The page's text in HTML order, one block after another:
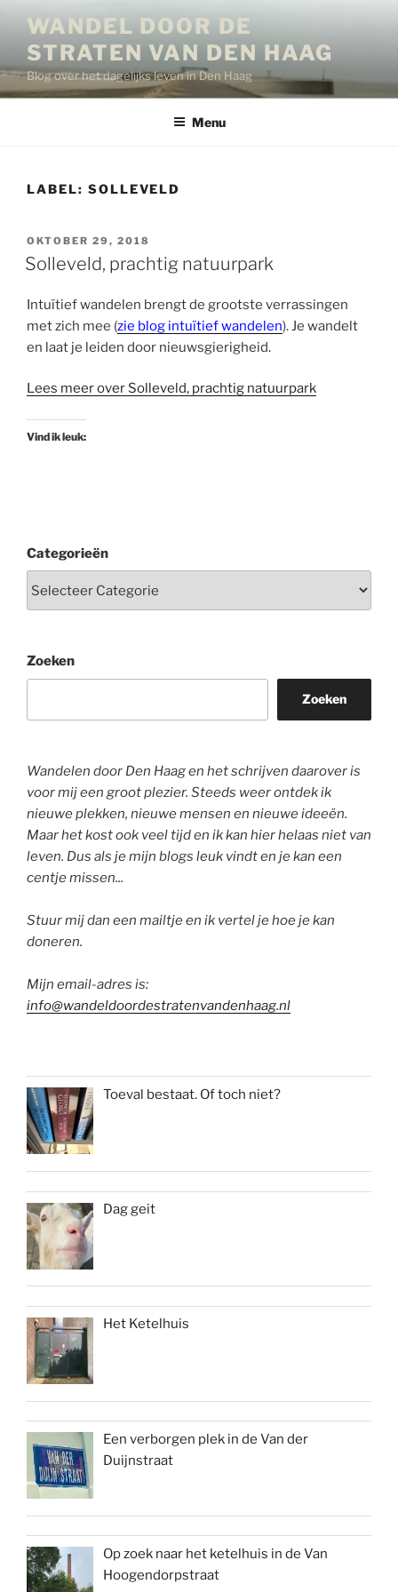
inhoud
WANDEL DOOR DE
STRATEN VAN DEN HAAG
Blog over het dagelijks leven in Den Haag
Menu
LABEL: SOLLEVELD
GEPLAATST
OP
OKTOBER 29, 2018
Solleveld, prachtig natuurpark
Intuïtief wandelen brengt de grootste verrassingen
met zich mee (zie blog intuïtief wandelen). Je wandelt
en laat je leiden door nieuwsgierigheid.
Lees meer over Solleveld, prachtig natuurpark
Vind ik leuk:
Categorieën
Zoeken
Zoeken
Wandelen door Den Haag en het schrijven daarover is
voor mij een groot plezier. Steeds weer ontdek ik
nieuwe plekken, nieuwe mensen en nieuwe ideeën.
Maar het kost ook veel tijd en ik kan hier helaas niet van
leven. Dus als je mijn blogs leuk vindt en je kan een
centje missen...
Stuur mij dan een mailtje en ik vertel je hoe je kan
doneren.
Mijn email-adres is:
info@wandeldoordestratenvandenhaag.nl
Toeval bestaat. Of toch niet?
Dag geit
Het Ketelhuis
Een verborgen plek in de Van der
Duijnstraat
Op zoek naar het ketelhuis in de Van
Hoogendorpstraat